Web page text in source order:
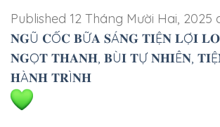
Published 12 Tháng Mười Hai, 2025
𝐍𝐆Ũ 𝐂Ố𝐂 𝐁Ữ𝐀 𝐒Á𝐍𝐆 𝐓𝐈Ệ𝐍 𝐋Ợ𝐈
𝐍𝐆Ọ𝐓 𝐓𝐇𝐀𝐍𝐇, 𝐁Ù𝐈 𝐓Ự 𝐍𝐇𝐈Ê𝐍,
𝐇À𝐍𝐇 𝐓𝐑Ì𝐍𝐇